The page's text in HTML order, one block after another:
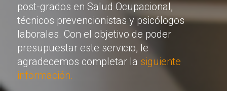
post-grados en Salud Ocupacional,
técnicos prevencionistas y psicólogos
laborales. Con el objetivo de poder
presupuestar este servicio, le
agradecemos completar la siguiente
información.